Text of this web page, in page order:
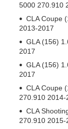
5000 270.910
CLA Coupe
2013-2017
GLA (156)
2017
GLA (156)
2017
CLA Coupe
270.910 2014-
CLA
270.910 2015-